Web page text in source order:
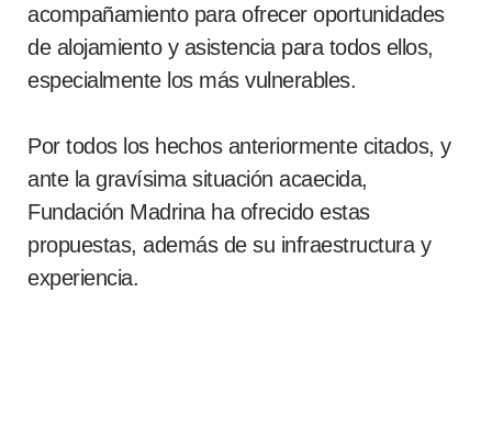
acompañamiento para ofrecer oportunidades
de alojamiento y asistencia para todos ellos,
especialmente los más vulnerables.
Por todos los hechos anteriormente citados, y
ante la gravísima situación acaecida,
Fundación Madrina ha ofrecido estas
propuestas, además de su infraestructura y
experiencia.